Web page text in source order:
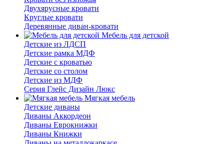
Двухярусные кровати
Круглые кровати
Деревянные диван-кровати
Мебель для детской
Детские из ЛДСП
Детские рамка МДФ
Детские с кроватью
Детские со столом
Детские из МДФ
Серия Глейс Дизайн Люкс
Мягкая мебель
Детские диваны
Диваны Аккордеон
Диваны Еврокнижки
Диваны Книжки